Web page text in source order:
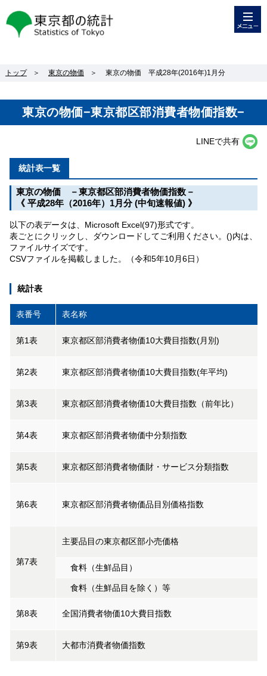
東京都の統計
トップ ＞ 東京の物価 ＞ 東京の物価 平成28年(2016年)1月分
東京の物価−東京都区部消費者物価指数−
LINEで共有
統計表一覧
東京の物価 －東京都区部消費者物価指数－
《 平成28年（2016年）1月分 (中旬速報値) 》
以下の表データは、Microsoft Excel(97)形式です。
表ごとにクリックし、ダウンロードしてご利用ください。()内は、
ファイルサイズです。
CSVファイルを掲載しました。（令和5年10月6日）
統計表
表番号 表名称
第1表 東京都区部消費者物価10大費目指数(月別)
第2表 東京都区部消費者物価10大費目指数(年平均)
第3表 東京都区部消費者物価10大費目指数（前年比）
第4表 東京都区部消費者物価中分類指数
第5表 東京都区部消費者物価財・サービス分類指数
第6表 東京都区部消費者物価品目別価格指数
第7表
主要品目の東京都区部小売価格
食料（生鮮品目）
食料（生鮮品目を除く）等
第8表 全国消費者物価10大費目指数
第9表 大都市消費者物価指数